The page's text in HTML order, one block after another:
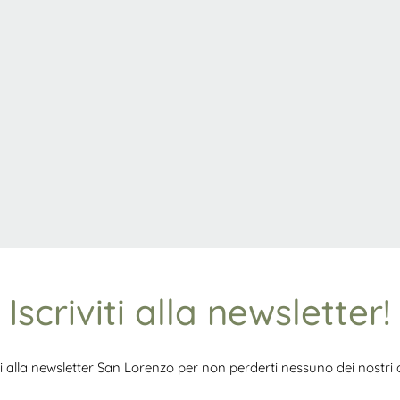
Iscriviti alla newsletter!
alla newsletter San Lorenzo per non perderti nessuno dei nostri